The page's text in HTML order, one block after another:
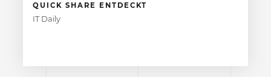
QUICK SHARE ENTDECKT
IT Daily